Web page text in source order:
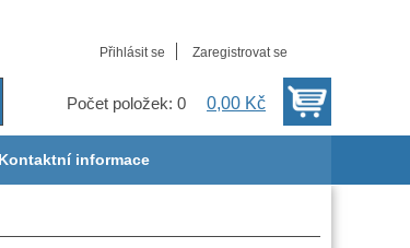
Přihlásit se Zaregistrovat se
Počet položek: 0 0,00 Kč
Kontaktní informace